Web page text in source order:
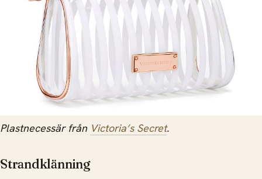
Plastnecessär från Victoria’s Secret.
Strandklänning